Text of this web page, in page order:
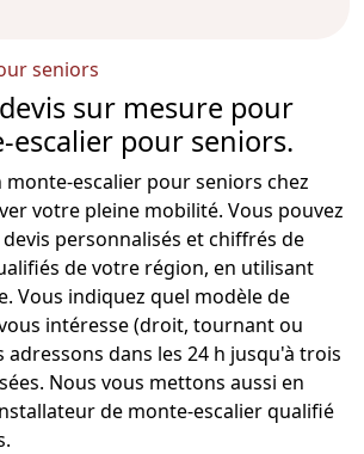
seniors
sur mesure pour
pour seniors.
monte-escalier pour seniors chez
votre pleine mobilité. Vous pouvez
personnalisés et chiffrés de
de votre région, en utilisant
Vous indiquez quel modèle de
intéresse (droit, tournant ou
dans les 24 h jusqu'à trois
Nous vous mettons aussi en
de monte-escalierqualifié